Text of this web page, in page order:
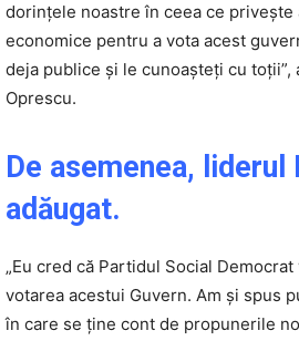
dorințele noastre în ceea ce privește
economice pentru a vota acest
deja publice și le cunoașteți cu toții”,
Oprescu.
De asemenea, liderul
adăugat.
„Eu cred că Partidul Social
votarea acestui Guvern. Am și spus
în care se ține cont de propunerile